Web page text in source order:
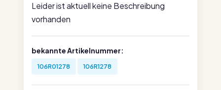
Leider ist aktuell keine Beschreibung
vorhanden
bekannte Artikelnummer:
106R01278 106R1278